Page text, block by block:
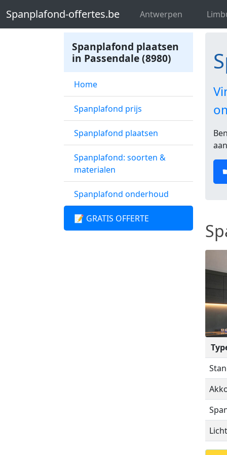
Spanplafond-offertes.be Antwerpen
Spanplafond-offertes.be
Spanplafond plaatsen
in Passendale (8980)
Home
Spanplafond prijs
Spanplafond plaatsen
Spanplafond: soorten &
materialen
Spanplafond onderhoud
📝 GRATIS OFFERTE